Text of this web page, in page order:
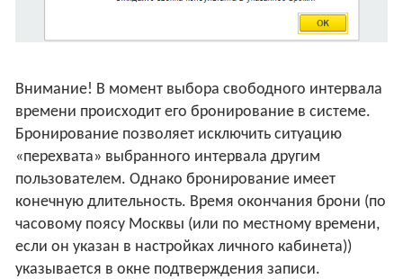
Внимание! В момент выбора свободного интервала
времени происходит его бронирование в системе.
Бронирование позволяет исключить ситуацию
«перехвата» выбранного интервала другим
пользователем. Однако бронирование имеет
конечную длительность. Время окончания брони (по
часовому поясу Москвы (или по местному времени,
если он указан в настройках личного кабинета))
указывается в окне подтверждения записи.